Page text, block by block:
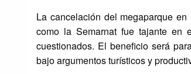
La cancelación del megaparque
como la Semarnat fue tajante en
cuestionados. El beneficio será
bajo argumentos turísticos y